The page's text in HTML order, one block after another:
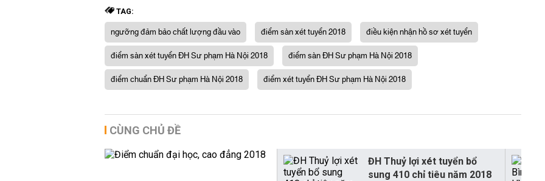
TAG:
ngưỡng đảm bảo chất lượng đầu vào điểm sàn xét tuyển 2018
điều kiện nhận hồ sơ xét tuyển
điểm sàn xét tuyển ĐH Sư phạm Hà Nội 2018
điểm sàn ĐH Sư phạm Hà Nội 2018
điểm chuẩn ĐH Sư phạm Hà Nội 2018
điểm xét tuyển ĐH Sư phạm Hà Nội 2018
CÙNG CHỦ ĐỀ
ĐH Thuỷ lợi xét tuyển bổ
sung 410 chỉ tiêu năm 2018